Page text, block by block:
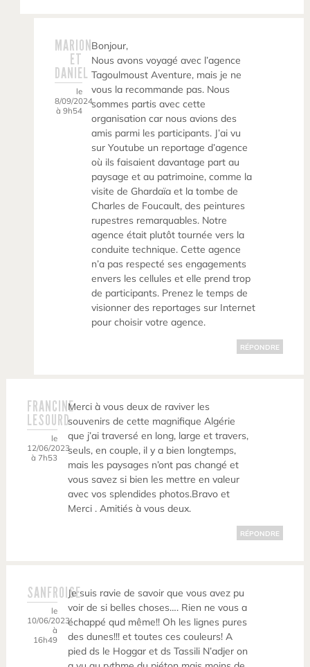
MARION
ET
DANIEL
le
8/09/2024
à 9h54
Bonjour,
Nous avons voyagé avec l’agence
Tagoulmoust Aventure, mais je ne
vous la recommande pas. Nous
sommes partis avec cette
organisation car nous avions des
amis parmi les participants. J’ai vu
sur Youtube un reportage d’agence
où ils faisaient davantage part au
paysage et au patrimoine, comme la
visite de Ghardaïa et la tombe de
Charles de Foucault, des peintures
rupestres remarquables. Notre
agence était plutôt tournée vers la
conduite technique. Cette agence
n’a pas respecté ses engagements
envers les cellules et elle prend trop
de participants. Prenez le temps de
visionner des reportages sur Internet
pour choisir votre agence.
RÉPONDRE
FRANCINE
LESOURD
le
12/06/2023
à 7h53
Merci à vous deux de raviver les
souvenirs de cette magnifique Algérie
que j’ai traversé en long, large et travers,
seuls, en couple, il y a bien longtemps,
mais les paysages n’ont pas changé et
vous savez si bien les mettre en valeur
avec vos splendides photos.Bravo et
Merci . Amitiés à vous deux.
RÉPONDRE
SANFROISE
le
10/06/2023
à
16h49
Je suis ravie de savoir que vous avez pu
voir de si belles choses…. Rien ne vous a
échappé qud même!! Oh les lignes pures
des dunes!!! et toutes ces couleurs! A
pied ds le Hoggar et ds Tassili N’adjer on